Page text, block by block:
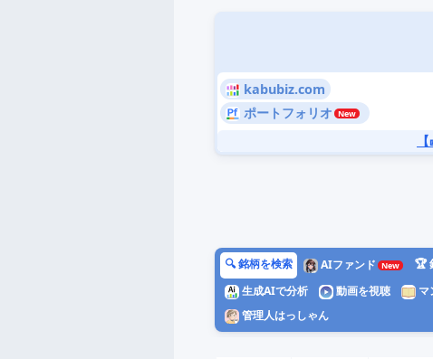
kabubiz.com
ポートフォリオ
🔍 銘柄を検索 AIファンド 🏆
生成AIで分析
動画を視聴 マ
管理人はっしゃん